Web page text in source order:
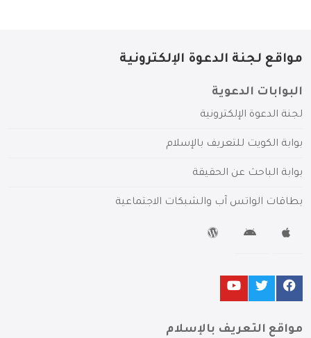
مواقع لجنة الدعوة الإلكترونية
البوابات الدعوية
لجنة الدعوة الإلكترونية
بوابة الكويت للتعريف بالإسلام
بوابة الباحث عن الحقيقة
بطاقات الواتس آب والشبكات الاجتماعية
مواقع التعريف بالإسلام